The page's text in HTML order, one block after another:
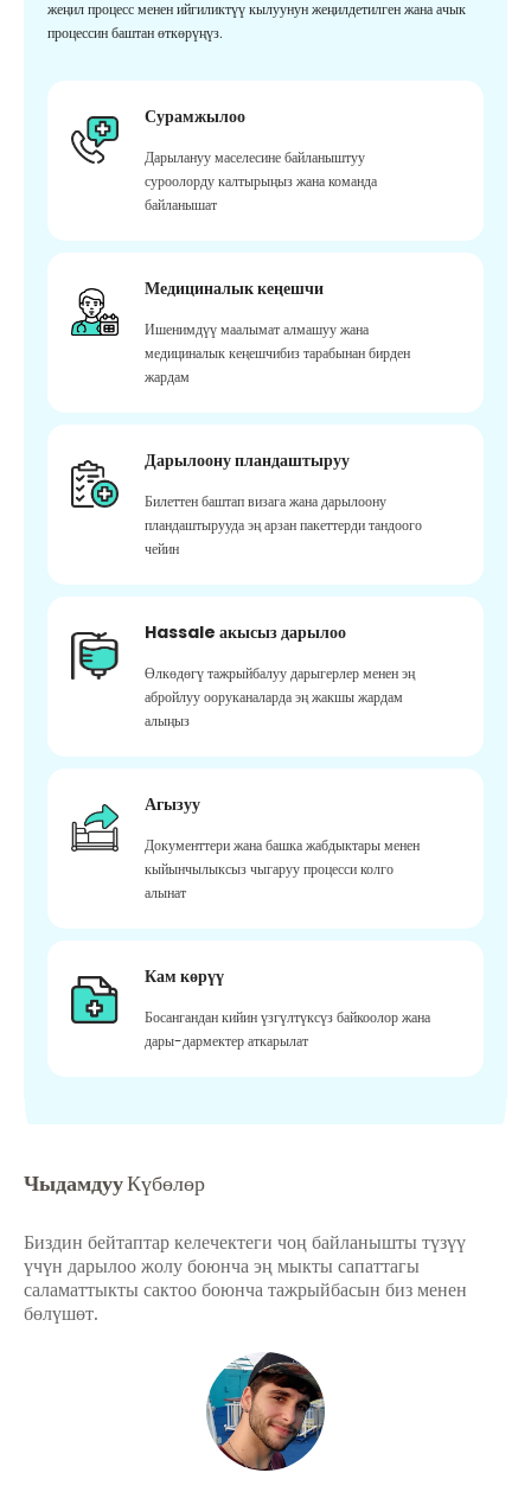
жеңил процесс менен ийгиликтүү кылуунун жеңилдетилген жана ачык
процессин баштан өткөрүңүз.
Сурамжылоо
Дарылануу маселесине байланыштуу
суроолорду калтырыңыз жана команда
байланышат
Медициналык кеңешчи
Ишенимдүү маалымат алмашуу жана
медициналык кеңешчибиз тарабынан бирден
жардам
Дарылоону пландаштыруу
Билеттен баштап визага жана дарылоону
пландаштырууда эң арзан пакеттерди тандоого
чейин
Hassale акысыз дарылоо
Өлкөдөгү тажрыйбалуу дарыгерлер менен эң
абройлуу ооруканаларда эң жакшы жардам
алыңыз
Агызуу
Документтери жана башка жабдыктары менен
кыйынчылыксыз чыгаруу процесси колго
алынат
Кам көрүү
Босангандан кийин үзгүлтүксүз байкоолор жана
дары-дармектер аткарылат
ЧыдамдууКүбөлөр
Биздин бейтаптар келечектеги чоң байланышты түзүү
үчүн дарылоо жолу боюнча эң мыкты сапаттагы
саламаттыкты сактоо боюнча тажрыйбасын биз менен
бөлүшөт.